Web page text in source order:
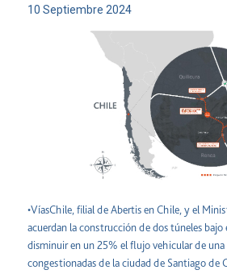
10 Septiembre 2024
•VíasChile, filial de Abertis en Chile, y el
acuerdan la construcción de dos túneles bajo
disminuir en un 25% el flujo vehicular de una
congestionadas de la ciudad de Santiago de